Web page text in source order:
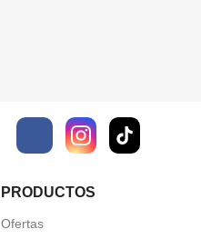
Facebook
PRODUCTOS
Ofertas